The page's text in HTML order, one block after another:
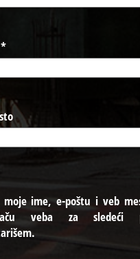
*
moje ime, e-poštu i veb
veba za sledeći